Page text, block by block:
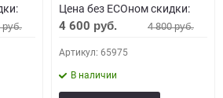
руб.
Цена без ECOном скидки:
4 600 руб. 4 800руб.
Артикул: 65975
В наличии